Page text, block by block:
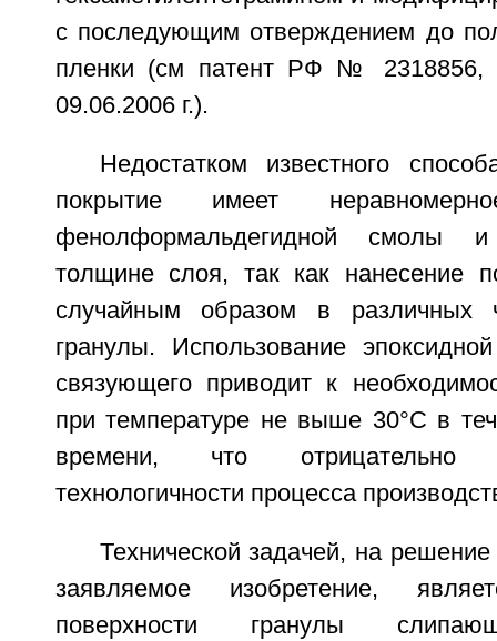
с последующим отверждением до
пленки (см патент РФ №
09.06.2006 г.).
Недостатком известного
покрытие имеет
фенолформальдегидной смолы
толщине слоя, так как нанесение
случайным образом в различных
гранулы. Использование
связующего приводит к
при температуре не выше 30°C в
времени, что отрицательно
технологичности процесса
Технической задачей, на
заявляемое изобретение,
поверхности гранулы